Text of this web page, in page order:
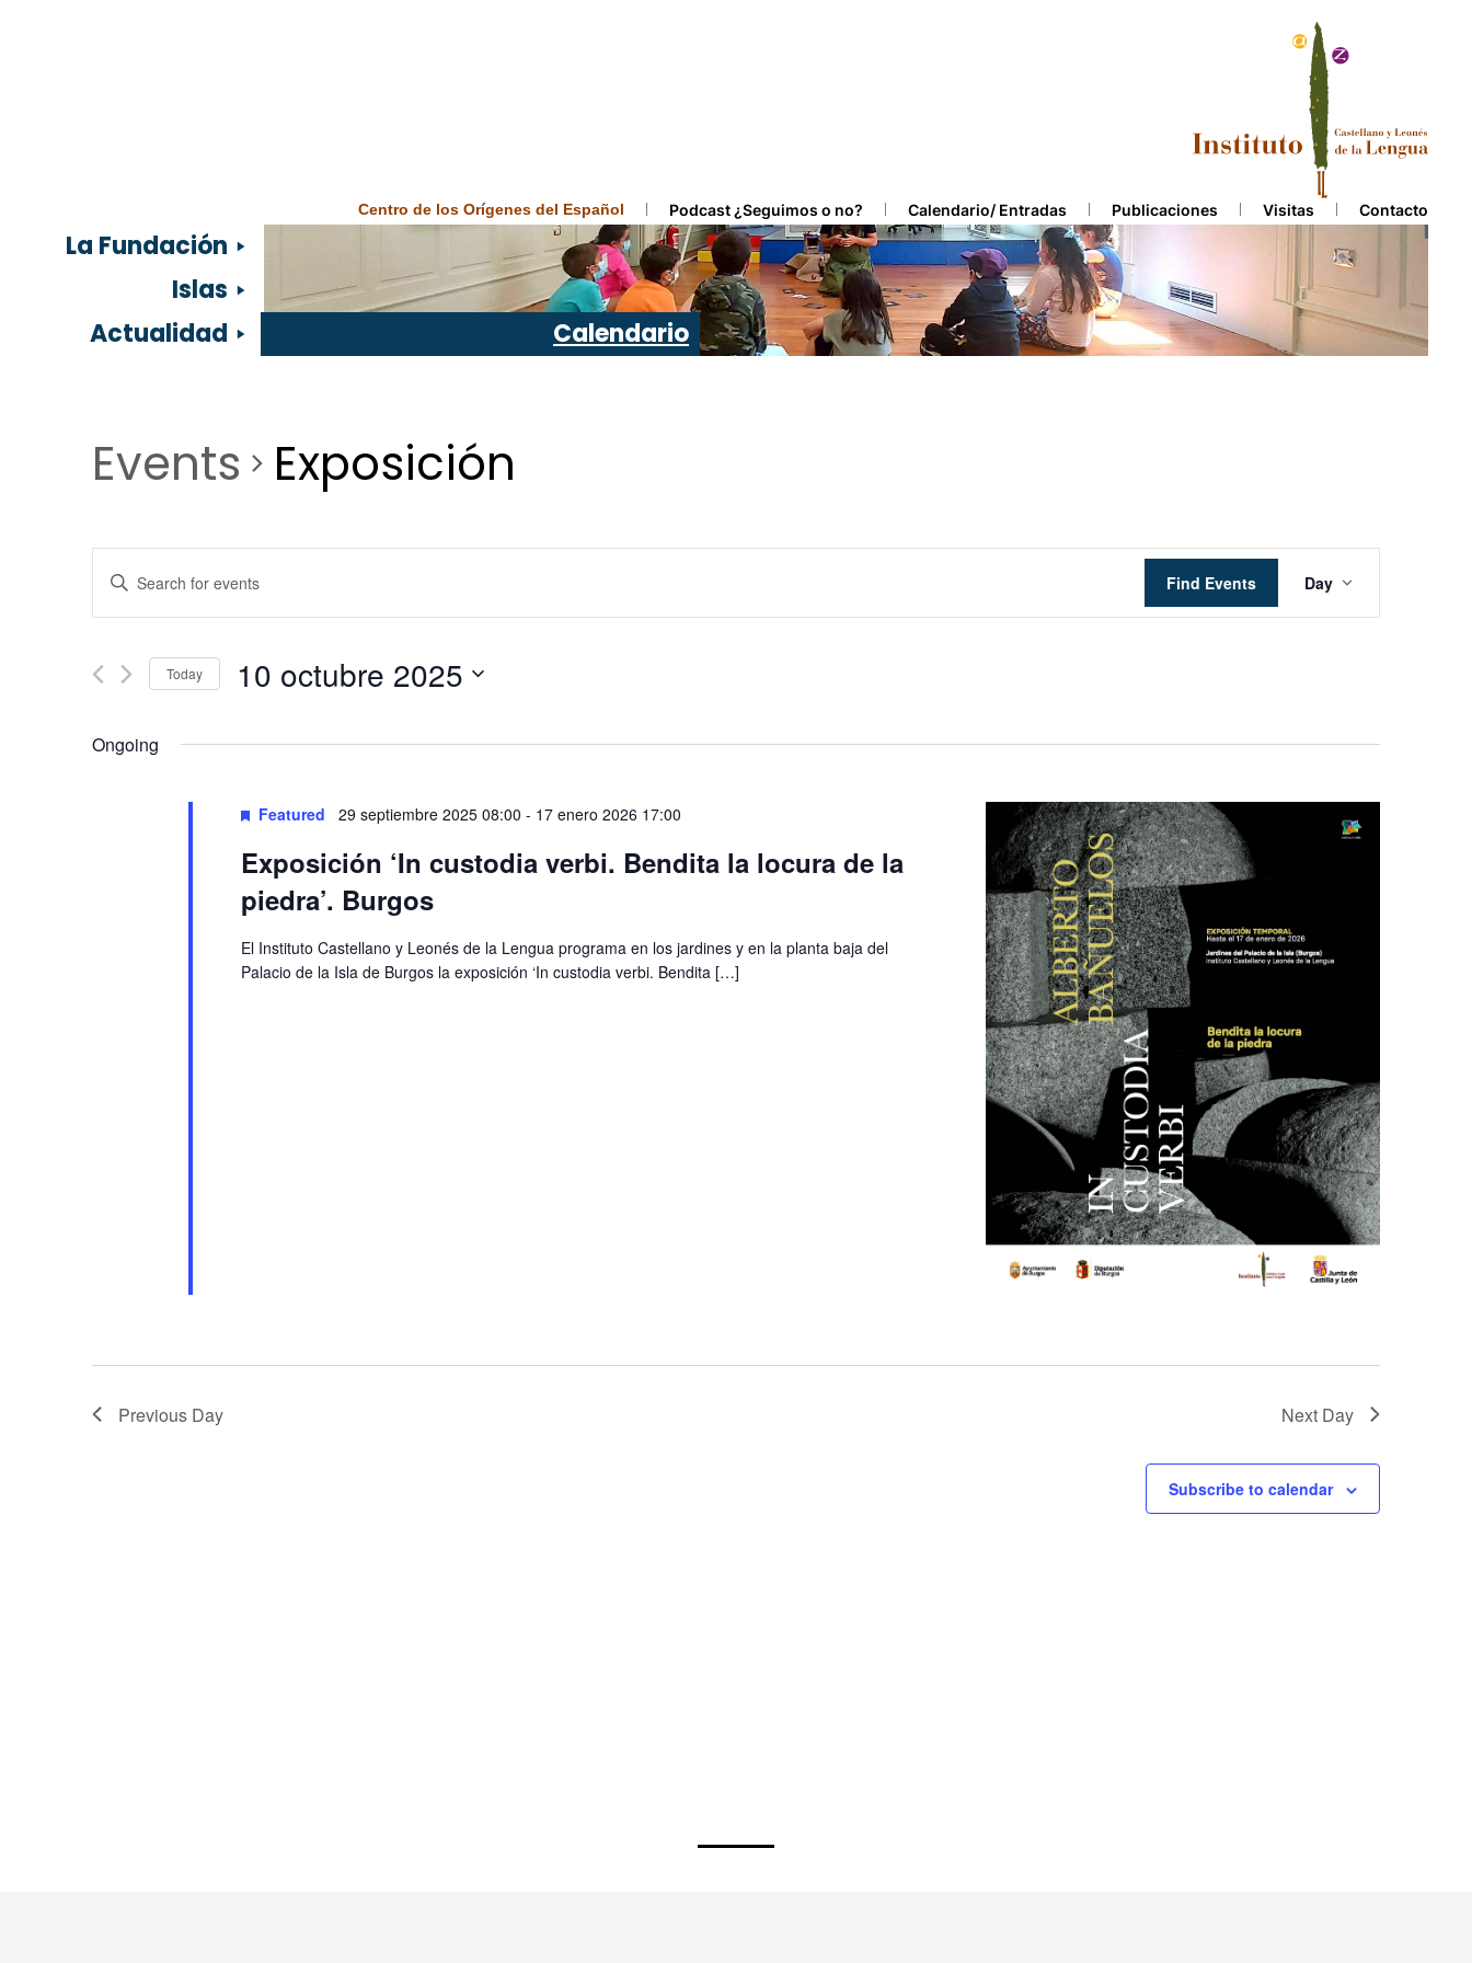
Centro de los Orígenes del Español Podcast ¿Seguimos o no? Calendario/ Entradas Publicaciones Visitas Contacto
La Fundación
Islas
Actualidad
Calendario
Events Exposición
Events
Search
and
Views
Navigation
Enter
Keyword.
Search
Events
Find Events
Views
Navigation
Day
Today 10 octubre 2025
Ongoing
Featured 29 septiembre 2025 08:00 - 17 enero 2026 17:00
Exposición ‘In custodia verbi. Bendita la locura de la
piedra’. Burgos
El Instituto Castellano y Leonés de la Lengua programa en los jardines y en la planta baja del
Palacio de la Isla de Burgos la exposición ‘In custodia verbi. Bendita […]
Previous Day Next Day
Subscribe to calendar